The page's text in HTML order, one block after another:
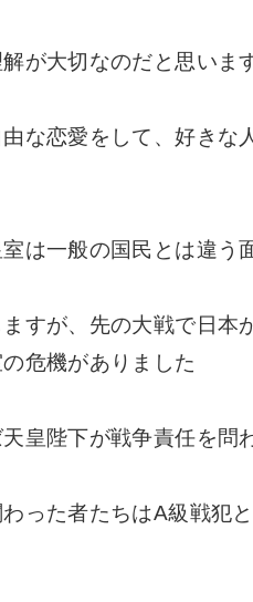
が大切なのだと思いま
な恋愛をして、好きな
は一般の国民とは違う
すが、先の大戦で日本
危機がありました
皇陛下が戦争責任を問
った者たちはA級戦犯